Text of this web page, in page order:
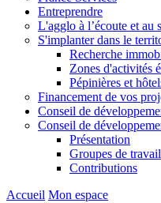
Entreprendre
L'agglo à l’écoute et au
S'implanter dans le
Recherche
Zones d'activités
Pépinières et
Financement de vos
Conseil de
Conseil de
Présentation
Groupes de travail
Contributions
Accueil Mon espace